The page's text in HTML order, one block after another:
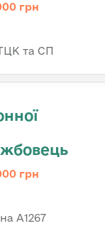
грн
та СП
грн
А1267